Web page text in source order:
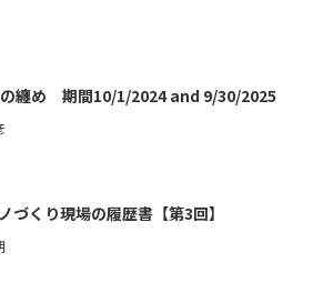
の纏め 期間10/1/2024 and 9/30/2025
づくり現場の履歴書【第3回】